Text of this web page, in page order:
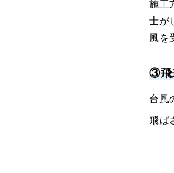
施工
士が
風を
③飛
台風
飛ば